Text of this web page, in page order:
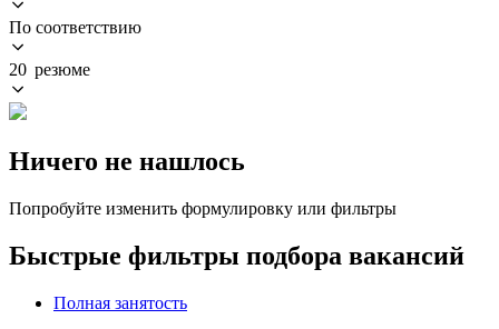
По соответствию
20 резюме
Ничего не нашлось
Попробуйте изменить формулировку или фильтры
Быстрые фильтры подбора вакансий
Полная занятость